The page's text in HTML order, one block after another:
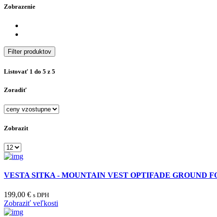
Zobrazenie
Filter produktov
Listovať 1 do 5 z 5
Zoradiť
Zobrazit
VESTA SITKA - MOUNTAIN VEST OPTIFADE GROUND
199,00 € s DPH
Zobraziť veľkosti